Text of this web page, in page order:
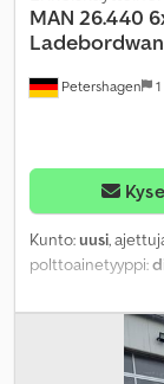
Petershagen
MAN 26.440
Kunto:uusi,
polttoainetyyppi:
automaattinen,
, lastitilan
Valmistusvuosi: